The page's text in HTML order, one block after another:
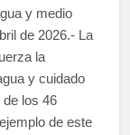
y medio
de 2026.- La
la
y cuidado
de los 46
de este